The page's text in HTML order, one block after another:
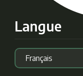
Langue